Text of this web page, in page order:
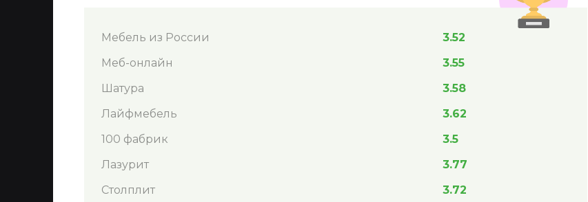
Мебель из России
3.52
Меб-онлайн
3.55
Шатура
3.58
Лайфмебель
3.62
100 фабрик
3.5
Лазурит
3.77
Столплит
3.72